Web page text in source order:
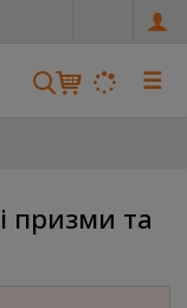
☰
призми та